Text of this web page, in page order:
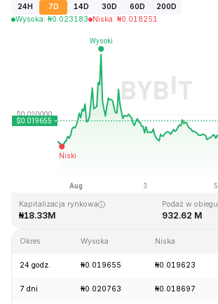
24H 7D 14D 30D 60D
200D
Wysoka: ₦0.023183 Niska: ₦0.018251
Ostatnia aktualizacja strony: 2026-08-07, 10:05 GMT+0
Kapitalizacja rynkowa
₦18.33M
Podaż w obiegu
932.62 M
Okres Wysoka Niska
24 godz. ₦0.019655 ₦0.019623
7 dni ₦0.020763 ₦0.018697